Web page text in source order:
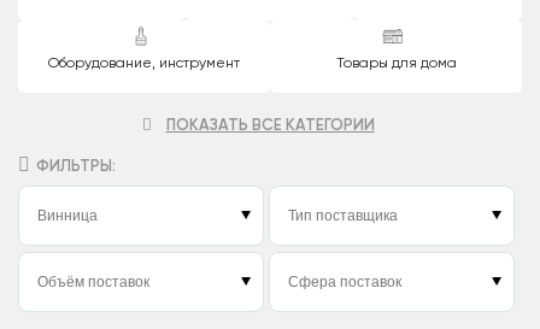
Оборудование, инструмент Товары для дома
ПОКАЗАТЬ ВСЕ КАТЕГОРИИ
ФИЛЬТРЫ: